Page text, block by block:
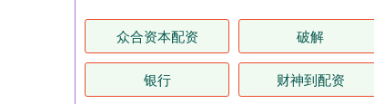
众合资本配资 破解
银行 财神到配资